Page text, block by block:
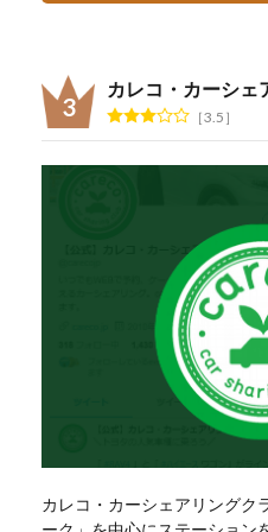
カレコ・カーシェ
3.5
カレコ・カーシェアリングク